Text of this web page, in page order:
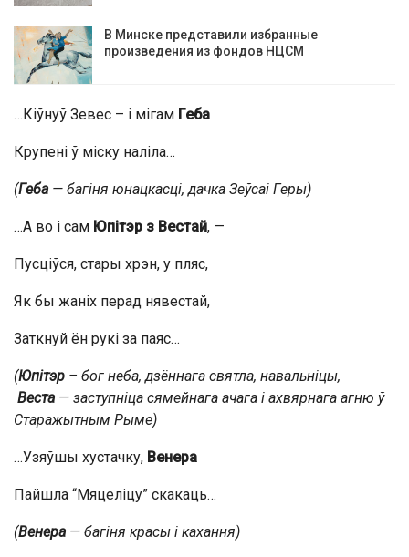
В Минске представили избранные
произведения из фондов НЦСМ
…Кіўнуў Зевес – і мігам Геба
Крупені ў міску наліла…
(Геба— багіня юнацкасці, дачка Зеўсаі Геры)
…А во і сам Юпітэр з Вестай, —
Пусціўся, стары хрэн, у пляс,
Як бы жаніх перад нявестай,
Заткнуй ён рукі за паяс…
(Юпітэр – бог неба, дзённага святла, навальніцы,
Веста— заступніца сямейнага ачага і ахвярнага агню ў
Старажытным Рыме)
…Узяўшы хустачку, Венера
Пайшла “Мяцеліцу” скакаць…
(Венера— багіня красы і кахання)